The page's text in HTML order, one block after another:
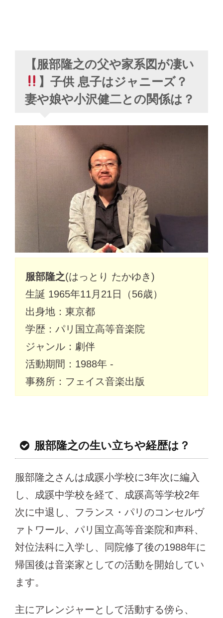
【服部隆之の父や家系図が凄い
】子供 息子はジャニーズ？
妻や娘や小沢健二との関係は？
服部隆之(はっとり たかゆき)
生誕 1965年11月21日（56歳）
出身地：東京都
学歴：パリ国立高等音楽院
ジャンル：劇伴
活動期間：1988年 -
事務所：フェイス音楽出版
服部隆之の生い立ちや経歴は？
服部隆之さんは成蹊小学校に3年次に編入
し、成蹊中学校を経て、成蹊高等学校2年
次に中退し、フランス・パリのコンセルヴ
ァトワール、パリ国立高等音楽院和声科、
対位法科に入学し、同院修了後の1988年に
帰国後は音楽家としての活動を開始してい
ます。
主にアレンジャーとして活動する傍ら、